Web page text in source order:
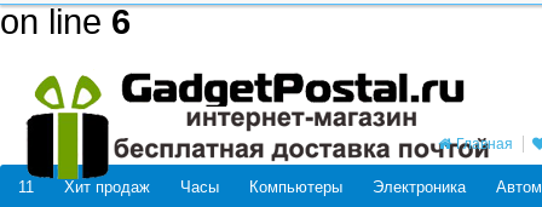
on line6
Главная
11 Хит продаж Часы Компьютеры Электроника